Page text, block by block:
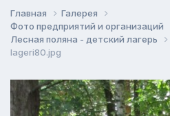
Главная
Галерея
Фото предприятий и организаций
Лесная поляна - детский лагерь
lageri80.jpg